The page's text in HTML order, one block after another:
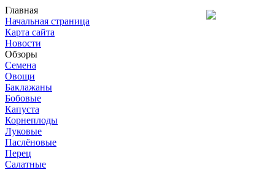
Главная
Начальная страница
Карта сайта
Новости
Обзоры
Семена
Овощи
Баклажаны
Бобовые
Капуста
Корнеплоды
Луковые
Паслёновые
Перец
Салатные